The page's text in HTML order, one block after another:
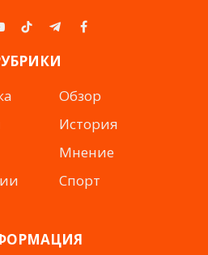
TikTokTelegramFacebook
Обзор
История
Мнение
Спорт